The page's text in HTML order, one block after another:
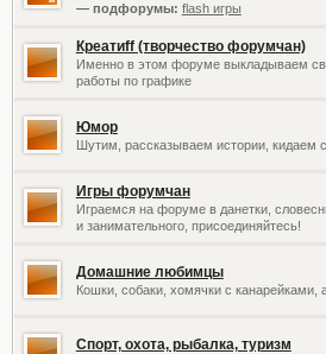
— подфорумы: flash игры
Креатиff (творчество форумчан)
Именно в этом форуме выкладываем
работы по графике
Юмор
Шутим, рассказываем истории,
Игры форумчан
Играемся на форуме в данетки,
и занимательного, присоединяйтесь!
Домашние любимцы
Кошки, собаки, хомячки с канарейками,
Спорт, охота, рыбалка, туризм